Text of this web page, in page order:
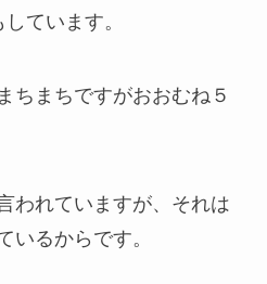
ています。
ちまちですがおおむね５
われていますが、それは
いるからです。